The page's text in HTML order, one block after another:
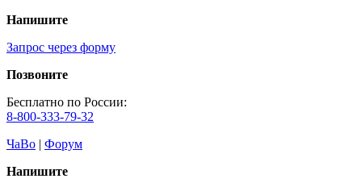
Напишите
Запрос через форму
Позвоните
Бесплатно по России:
8-800-333-79-32
ЧаВо | Форум
Напишите